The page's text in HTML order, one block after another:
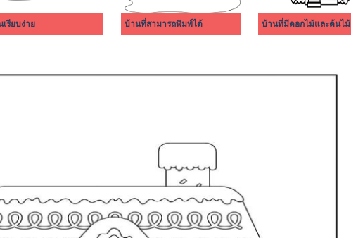
เรียบง่าย บ้านที่สามารถพิมพ์ได้ บ้านที่มีดอกไม้และต้นไม้